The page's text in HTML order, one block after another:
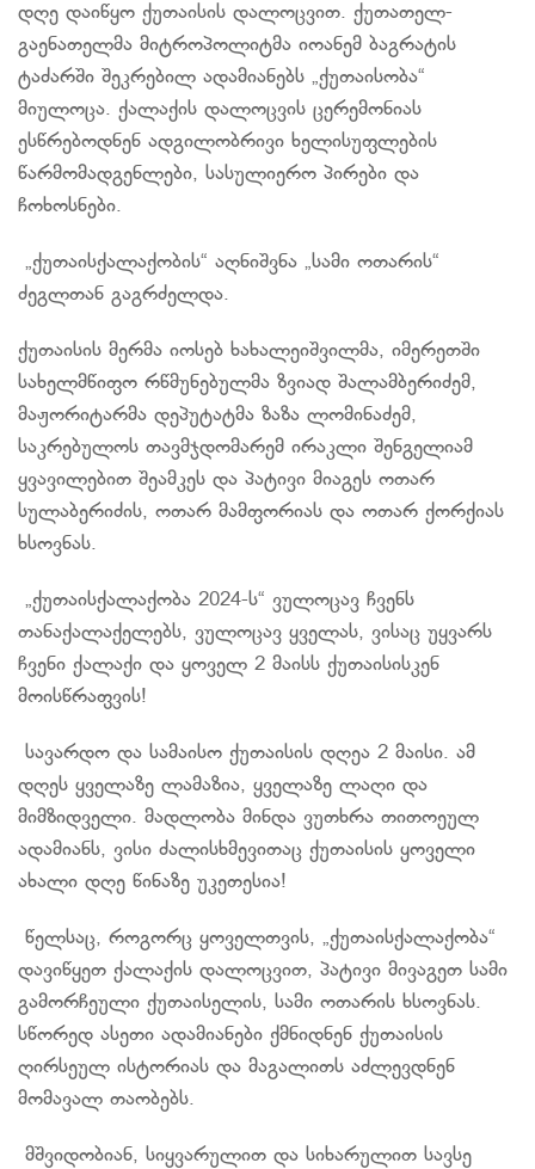
დღე დაიწყო ქუთაისის დალოცვით. ქუთათელ-
გაენათელმა მიტროპოლიტმა იოანემ ბაგრატის
ტაძარში შეკრებილ ადამიანებს „ქუთაისობა“
მიულოცა. ქალაქის დალოცვის ცერემონიას
ესწრებოდნენ ადგილობრივი ხელისუფლების
წარმომადგენლები, სასულიერო პირები და
ჩოხოსნები.
️„ქუთაისქალაქობის“ აღნიშვნა „სამი ოთარის“
ძეგლთან გაგრძელდა.
ქუთაისის მერმა იოსებ ხახალეიშვილმა, იმერეთში
სახელმწიფო რწმუნებულმა ზვიად შალამბერიძემ,
მაჟორიტარმა დეპუტატმა ზაზა ლომინაძემ,
საკრებულოს თავმჯდომარემ ირაკლი შენგელიამ
ყვავილებით შეამკეს და პატივი მიაგეს ოთარ
სულაბერიძის, ოთარ მამფორიას და ოთარ ქორქიას
ხსოვნას.
„ქუთაისქალაქობა 2024-ს“ ვულოცავ ჩვენს
თანაქალაქელებს, ვულოცავ ყველას, ვისაც უყვარს
ჩვენი ქალაქი და ყოველ 2 მაისს ქუთაისისკენ
მოისწრაფვის!
️სავარდო და სამაისო ქუთაისის დღეა 2 მაისი. ამ
დღეს ყველაზე ლამაზია, ყველაზე ლაღი და
მიმზიდველი. მადლობა მინდა ვუთხრა თითოეულ
ადამიანს, ვისი ძალისხმევითაც ქუთაისის ყოველი
ახალი დღე წინაზე უკეთესია!
წელსაც, როგორც ყოველთვის, „ქუთაისქალაქობა“
დავიწყეთ ქალაქის დალოცვით, პატივი მივაგეთ სამი
გამორჩეული ქუთაისელის, სამი ოთარის ხსოვნას.
სწორედ ასეთი ადამიანები ქმნიდნენ ქუთაისის
ღირსეულ ისტორიას და მაგალითს აძლევდნენ
მომავალ თაობებს.
მშვიდობიან, სიყვარულით და სიხარულით სავსე